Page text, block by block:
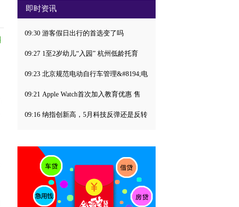
即时资讯
09:30 游客假日出行的首选变了吗
09:27 1至2岁幼儿“入园” 杭州低龄托育
09:23 北京规范电动自行车管理&#8194;电
09:21 Apple Watch首次加入教育优惠 售
09:16 纳指创新高，5月科技反弹还是反转